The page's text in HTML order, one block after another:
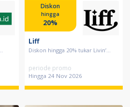
Diskon
hingga
20%
Liff
Diskon hingga 20% tukar Livin’...
periode promo
Hingga 24 Nov 2026